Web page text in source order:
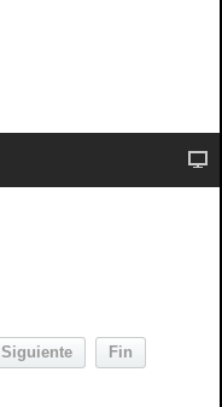
Siguiente Fin